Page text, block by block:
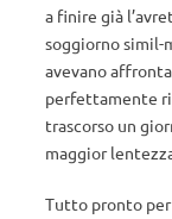
a finire già
soggiorno simil-
avevano
perfettamente
trascorso un
maggior
Tutto pronto